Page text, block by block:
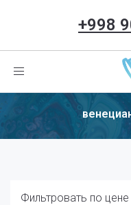
+998
Toggle
Фильтровать по цене